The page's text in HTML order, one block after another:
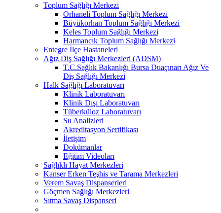
Toplum Sağlığı Merkezi
Orhaneli Toplum Sağlığı Merkezi
Büyükorhan Toplum Sağlığı Merkezi
Keles Toplum Sağlığı Merkezi
Harmancık Toplum Sağlığı Merkezi
Entegre İlçe Hastaneleri
Ağız Diş Sağlığı Merkezleri (ADSM)
T.C.Sağlık Bakanlığı Bursa Duaçınarı Ağız Ve
Diş Sağlığı Merkezi
Halk Sağlığı Laboratuvarı
Klinik Laboratuvarı
Klinik Dışı Laboratuvarı
Tüberküloz Laboratuvarı
Su Analizleri
Akreditasyon Sertifikası
İletişim
Dokümanlar
Eğitim Videoları
Sağlıklı Hayat Merkezleri
Kanser Erken Teşhis ve Tarama Merkezleri
Verem Savaş Dispanserleri
Göçmen Sağlığı Merkezleri
Sıtma Savaş Dispanseri